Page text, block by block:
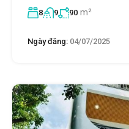
8 9 90 m²
Ngày đăng: 04/07/2025